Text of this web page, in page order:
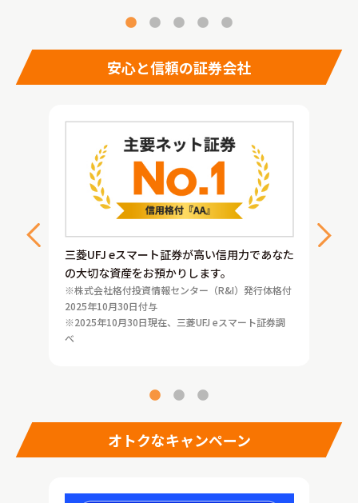
安心と信頼の証券会社
三菱UFJ eスマート証券が高い信用力であなた
の大切な資産をお預かりします。
※株式会社格付投資情報センター（R&I）発行体格付
2025年10月30日付与
※2025年10月30日現在、三菱UFJ eスマート証券調
べ
オトクなキャンペーン